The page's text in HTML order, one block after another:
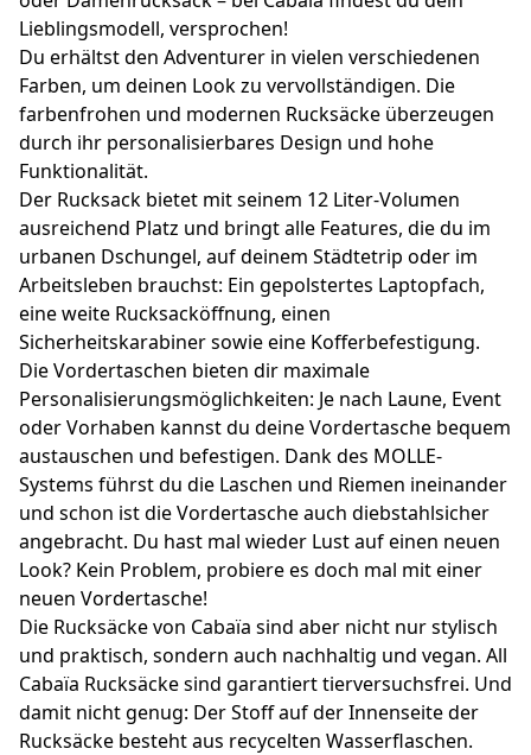
Lieblingsmodell, versprochen!
Du erhältst den Adventurer in vielen verschiedenen
Farben, um deinen Look zu vervollständigen. Die
farbenfrohen und modernen Rucksäcke überzeugen
durch ihr personalisierbares Design und hohe
Funktionalität.
Der Rucksack bietet mit seinem 12 Liter-Volumen
ausreichend Platz und bringt alle Features, die du im
urbanen Dschungel, auf deinem Städtetrip oder im
Arbeitsleben brauchst: Ein gepolstertes Laptopfach,
eine weite Rucksacköffnung, einen
Sicherheitskarabiner sowie eine Kofferbefestigung.
Die Vordertaschen bieten dir maximale
Personalisierungsmöglichkeiten: Je nach Laune, Event
oder Vorhaben kannst du deine Vordertasche bequem
austauschen und befestigen. Dank des MOLLE-
Systems führst du die Laschen und Riemen ineinander
und schon ist die Vordertasche auch diebstahlsicher
angebracht. Du hast mal wieder Lust auf einen neuen
Look? Kein Problem, probiere es doch mal mit einer
neuen Vordertasche!
Die Rucksäcke von Cabaïa sind aber nicht nur stylisch
und praktisch, sondern auch nachhaltig und vegan. All
Cabaïa Rucksäcke sind garantiert tierversuchsfrei. Und
damit nicht genug: Der Stoff auf der Innenseite der
Rucksäcke besteht aus recycelten Wasserflaschen.